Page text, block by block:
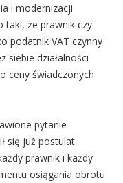
i modernizacji
taki, że prawnik czy
podatnik VAT czynny
siebie działalności
ceny świadczonych
pytanie
się już postulat
prawnik i każdy
osiągania obrotu